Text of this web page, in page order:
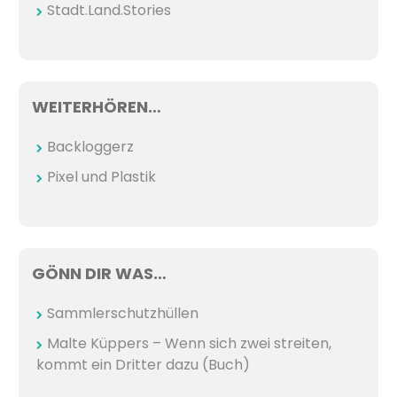
Stadt.Land.Stories
WEITERHÖREN…
Backloggerz
Pixel und Plastik
GÖNN DIR WAS…
Sammlerschutzhüllen
Malte Küppers – Wenn sich zwei streiten,
kommt ein Dritter dazu (Buch)